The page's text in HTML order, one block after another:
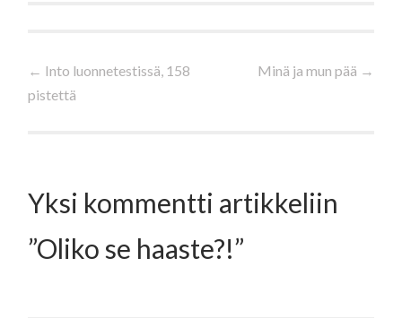
Artikkelien
selaus
← Into luonnetestissä, 158
pistettä
Minä ja mun pää →
Yksi kommentti artikkeliin
”Oliko se haaste?!”